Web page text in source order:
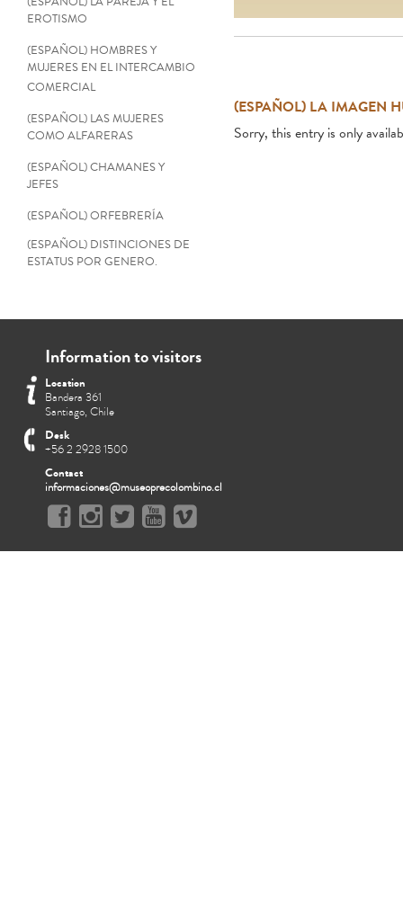
EROTISMO
(ESPAÑOL) HOMBRES Y
MUJERES EN EL INTERCAMBIO
COMERCIAL
(ESPAÑOL) LAS MUJERES
COMO ALFARERAS
(ESPAÑOL) CHAMANES Y
JEFES
(ESPAÑOL) ORFEBRERÍA
(ESPAÑOL) DISTINCIONES DE
ESTATUS POR GENERO.
(ESPAÑOL) LA IMAGEN
Sorry, this entry is only
Information to visitors
Location
Bandera 361
Santiago, Chile
Desk
+56 2 2928 1500
Contact
informaciones@museoprecolombino.cl